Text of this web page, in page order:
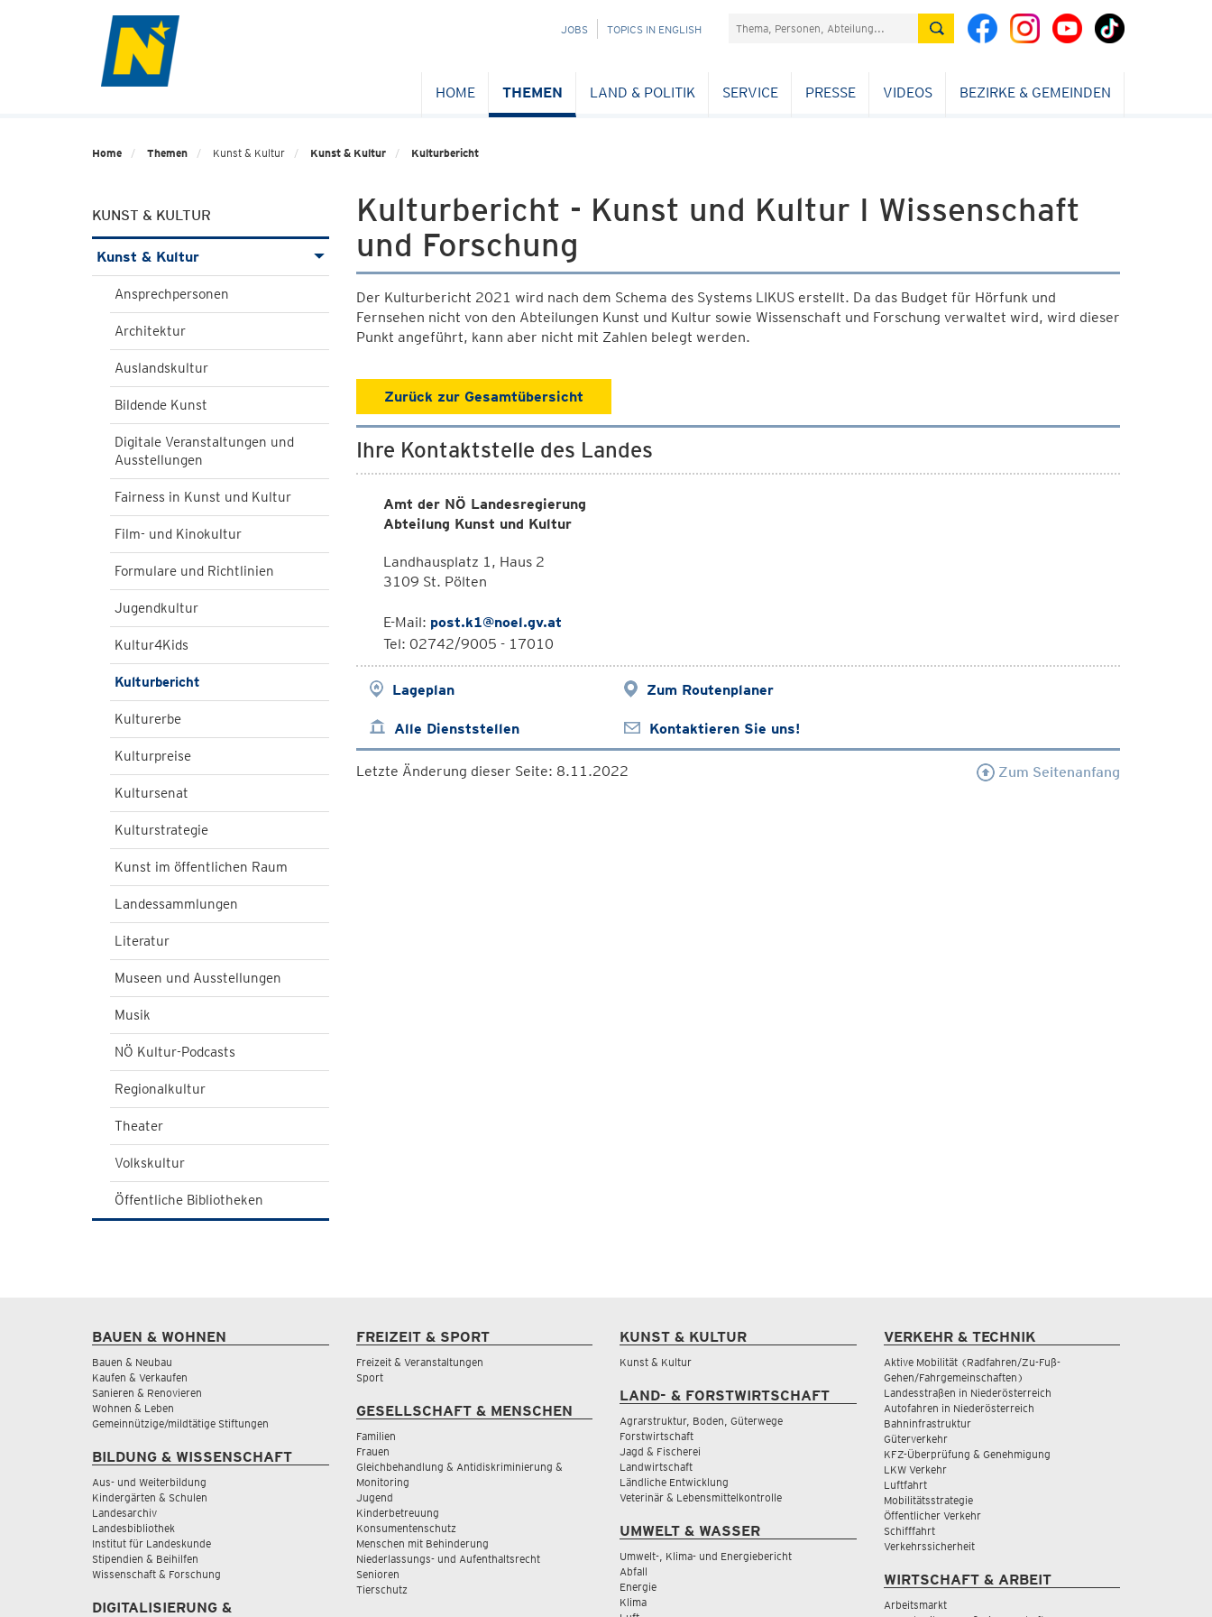
NAVIGATION
JOBS TOPICS IN ENGLISH Suchefeld
HOME THEMEN LAND & POLITIK SERVICE PRESSE VIDEOS BEZIRKE & GEMEINDEN
Home Themen Kunst & Kultur Kunst & Kultur Kulturbericht
KUNST & KULTUR
Kunst & Kultur
Ansprechpersonen
Architektur
Auslandskultur
Bildende Kunst
Digitale Veranstaltungen und
Ausstellungen
Fairness in Kunst und Kultur
Film- und Kinokultur
Formulare und Richtlinien
Jugendkultur
Kultur4Kids
Kulturbericht
Kulturerbe
Kulturpreise
Kultursenat
Kulturstrategie
Kunst im öffentlichen Raum
Landessammlungen
Literatur
Museen und Ausstellungen
Musik
NÖ Kultur-Podcasts
Regionalkultur
Theater
Volkskultur
Öffentliche Bibliotheken
Kulturbericht - Kunst und Kultur I Wissenschaft
und Forschung
Der Kulturbericht 2021 wird nach dem Schema des Systems LIKUS erstellt. Da das Budget für Hörfunk und
Fernsehen nicht von den Abteilungen Kunst und Kultur sowie Wissenschaft und Forschung verwaltet wird, wird dieser
Punkt angeführt, kann aber nicht mit Zahlen belegt werden.
Zurück zur Gesamtübersicht
Ihre Kontaktstelle des Landes
Amt der NÖ Landesregierung
Abteilung Kunst und Kultur
Landhausplatz 1, Haus 2
3109 St. Pölten
E-Mail: post.k1@noel.gv.at
Tel: 02742/9005 - 17010
Lageplan Zum Routenplaner
Alle Dienststellen Kontaktieren Sie uns!
Letzte Änderung dieser Seite: 8.11.2022 Zum Seitenanfang
BAUEN & WOHNEN
Bauen & Neubau
Kaufen & Verkaufen
Sanieren & Renovieren
Wohnen & Leben
Gemeinnützige/mildtätige Stiftungen
BILDUNG & WISSENSCHAFT
Aus- und Weiterbildung
Kindergärten & Schulen
Landesarchiv
Landesbibliothek
Institut für Landeskunde
Stipendien & Beihilfen
Wissenschaft & Forschung
DIGITALISIERUNG &
FREIZEIT & SPORT
Freizeit & Veranstaltungen
Sport
GESELLSCHAFT & MENSCHEN
Familien
Frauen
Gleichbehandlung & Antidiskriminierung &
Monitoring
Jugend
Kinderbetreuung
Konsumentenschutz
Menschen mit Behinderung
Niederlassungs- und Aufenthaltsrecht
Senioren
Tierschutz
KUNST & KULTUR
Kunst & Kultur
LAND- & FORSTWIRTSCHAFT
Agrarstruktur, Boden, Güterwege
Forstwirtschaft
Jagd & Fischerei
Landwirtschaft
Ländliche Entwicklung
Veterinär & Lebensmittelkontrolle
UMWELT & WASSER
Umwelt-, Klima- und Energiebericht
Abfall
Energie
Klima
VERKEHR & TECHNIK
Aktive Mobilität (Radfahren/Zu-Fuß-
Gehen/Fahrgemeinschaften)
Landesstraßen in Niederösterreich
Autofahren in Niederösterreich
Bahninfrastruktur
Güterverkehr
KFZ-Überprüfung & Genehmigung
LKW Verkehr
Luftfahrt
Mobilitätsstrategie
Öffentlicher Verkehr
Schifffahrt
Verkehrssicherheit
WIRTSCHAFT & ARBEIT
Arbeitsmarkt